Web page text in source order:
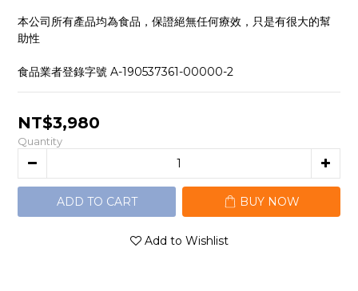
本公司所有產品均為食品，保證絕無任何療效，只是有很大的幫
助性
食品業者登錄字號 A-190537361-00000-2
NT$3,980
Quantity
ADD TO CART BUY NOW
Add to Wishlist